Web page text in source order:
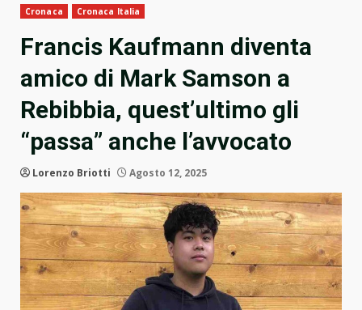
Cronaca Cronaca Italia
Francis Kaufmann diventa
amico di Mark Samson a
Rebibbia, quest’ultimo gli
“passa” anche l’avvocato
Lorenzo Briotti Agosto 12, 2025